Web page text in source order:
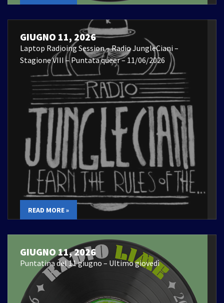
GIUGNO 11, 2026
Laptop Radioing Session – Radio JungleCiani –
Stagione VIII – Puntata queer – 11/06/2026
READ MORE »
GIUGNO 11, 2026
Puntatina del 11 giugno – Ultimo giovedì